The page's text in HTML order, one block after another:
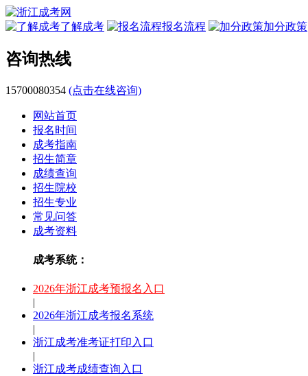
了解成考 报名流程 加分政策
咨询热线
15700080354 (点击在线咨询)
网站首页
报名时间
成考指南
招生简章
成绩查询
招生院校
招生专业
常见问答
成考资料
成考系统：
2026年浙江成考预报名入口
|
2026年浙江成考报名系统
|
浙江成考准考证打印入口
|
浙江成考成绩查询入口